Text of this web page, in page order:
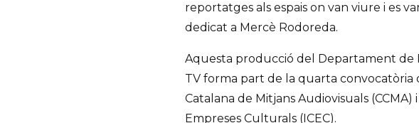
reportatges als espais on van viure i es
dedicat a Mercè Rodoreda.
Aquesta producció del Departament de
TV forma part de la quarta convocatòria
Catalana de Mitjans Audiovisuals
Empreses Culturals (ICEC).